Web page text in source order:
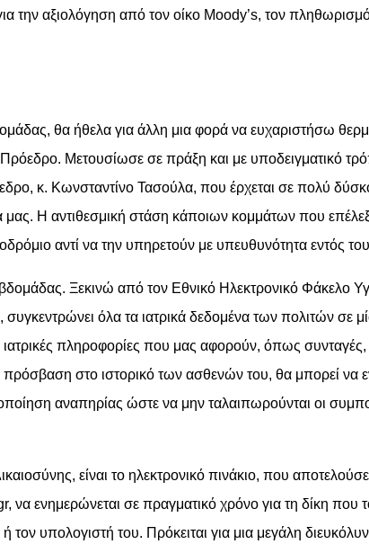
την αξιολόγηση από τον οίκο Moody’s, τον
θα ήθελα για άλλη μια φορά να ευχαριστήσω
Μετουσίωσε σε πράξη και με υποδειγματικό
κ. Κωνσταντίνο Τασούλα, που έρχεται σε πολύ
μας. Η αντιθεσμική στάση κάποιων κομμάτων που
αντί να την υπηρετούν με υπευθυνότητα εντός
Ξεκινώ από τον Εθνικό Ηλεκτρονικό Φάκελο
όλα τα ιατρικά δεδομένα των πολιτών σε
πληροφορίες που μας αφορούν, όπως
πρόσβαση στο ιστορικό των ασθενών του, θα μπορεί
αναπηρίας ώστε να μην ταλαιπωρούνται οι
είναι το ηλεκτρονικό πινάκιο, που
ενημερώνεται σε πραγματικό χρόνο για τη δίκη που
υπολογιστή του. Πρόκειται για μια μεγάλη